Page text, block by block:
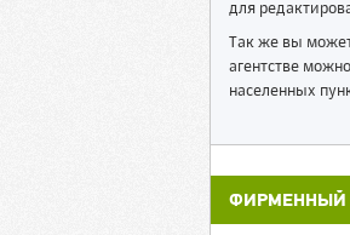
для
Так же вы
агентстве
населенных
ФИРМЕННЫЙ